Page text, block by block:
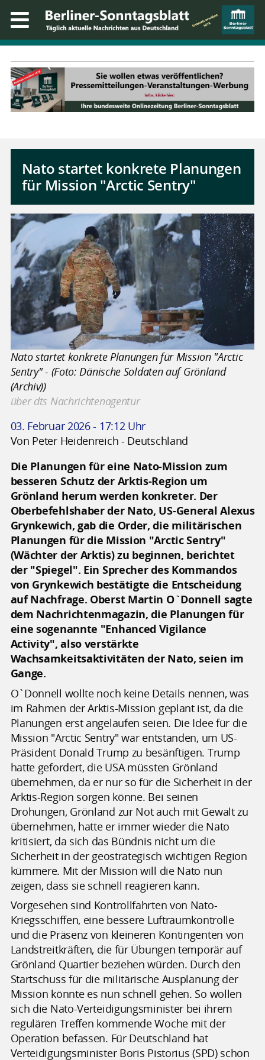
Nato startet konkrete Planungen
für Mission "Arctic Sentry"
Nato startet konkrete Planungen für Mission "Arctic
Sentry" - (Foto: Dänische Soldaten auf Grönland
(Archiv))
über dts Nachrichtenagentur
03. Februar 2026 - 17:12 Uhr
Von Peter Heidenreich - Deutschland
Die Planungen für eine Nato-Mission zum
besseren Schutz der Arktis-Region um
Grönland herum werden konkreter. Der
Oberbefehlshaber der Nato, US-General Alexus
Grynkewich, gab die Order, die militärischen
Planungen für die Mission "Arctic Sentry"
(Wächter der Arktis) zu beginnen, berichtet
der "Spiegel". Ein Sprecher des Kommandos
von Grynkewich bestätigte die Entscheidung
auf Nachfrage. Oberst Martin O`Donnell sagte
dem Nachrichtenmagazin, die Planungen für
eine sogenannte "Enhanced Vigilance
Activity", also verstärkte
Wachsamkeitsaktivitäten der Nato, seien im
Gange.
O`Donnell wollte noch keine Details nennen, was
im Rahmen der Arktis-Mission geplant ist, da die
Planungen erst angelaufen seien. Die Idee für die
Mission "Arctic Sentry" war entstanden, um US-
Präsident Donald Trump zu besänftigen. Trump
hatte gefordert, die USA müssten Grönland
übernehmen, da er nur so für die Sicherheit in der
Arktis-Region sorgen könne. Bei seinen
Drohungen, Grönland zur Not auch mit Gewalt zu
übernehmen, hatte er immer wieder die Nato
kritisiert, da sich das Bündnis nicht um die
Sicherheit in der geostrategisch wichtigen Region
kümmere. Mit der Mission will die Nato nun
zeigen, dass sie schnell reagieren kann.
Vorgesehen sind Kontrollfahrten von Nato-
Kriegsschiffen, eine bessere Luftraumkontrolle
und die Präsenz von kleineren Kontingenten von
Landstreitkräften, die für Übungen temporär auf
Grönland Quartier beziehen würden. Durch den
Startschuss für die militärische Ausplanung der
Mission könnte es nun schnell gehen. So wollen
sich die Nato-Verteidigungsminister bei ihrem
regulären Treffen kommende Woche mit der
Operation befassen. Für Deutschland hat
Verteidigungsminister Boris Pistorius (SPD) schon